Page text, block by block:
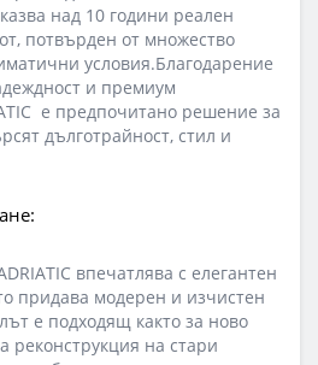
над 10 години реален
потвърден от множество
условия.Благодарение
и премиум
е предпочитано решение за
дълготрайност, стил и
впечатлява с елегантен
придава модерен и изчистен
е подходящ както за ново
реконструкция на стари